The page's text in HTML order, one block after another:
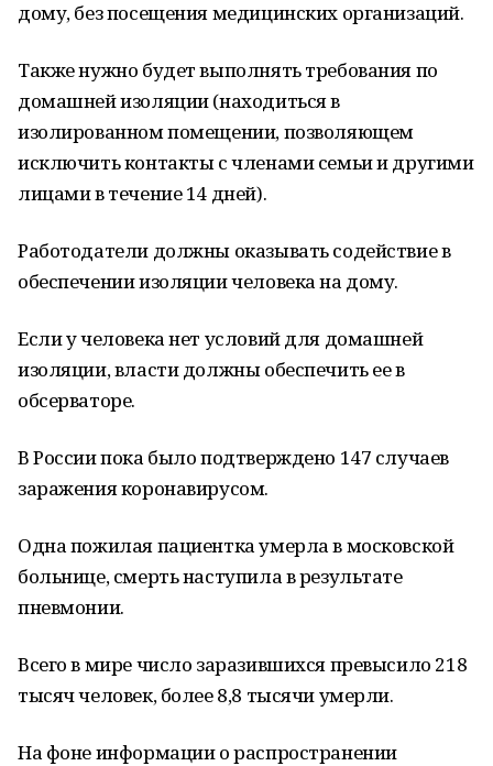
дому, без посещения медицинских организаций.
Также нужно будет выполнять требования по
домашней изоляции (находиться в
изолированном помещении, позволяющем
исключить контакты с членами семьи и другими
лицами в течение 14 дней).
Работодатели должны оказывать содействие в
обеспечении изоляции человека на дому.
Если у человека нет условий для домашней
изоляции, власти должны обеспечить ее в
обсерваторе.
В России пока было подтверждено 147 случаев
заражения коронавирусом.
Одна пожилая пациентка умерла в московской
больнице, смерть наступила в результате
пневмонии.
Всего в мире число заразившихся превысило 218
тысяч человек, более 8,8 тысячи умерли.
На фоне информации о распространении